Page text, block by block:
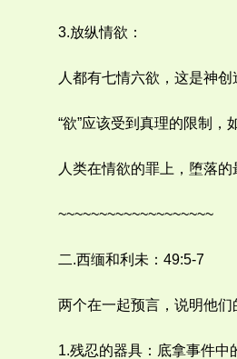
3.放纵情欲：
人都有七情六欲，这是神创
“欲”应该受到真理的限制，
人类在情欲的罪上，堕落的
~~~~~~~~~~~~~~~~~~~
二.西缅和利未：49:5-7
两个在一起预言，说明他们
1.残忍的器具：底拿事件中